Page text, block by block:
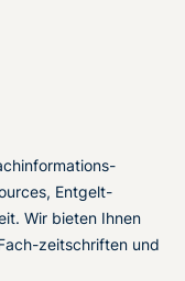
Entgelt-
Wir bieten Ihnen
zeitschriften und